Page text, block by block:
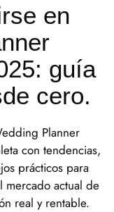
en
guía
cero.
Planner
con tendencias,
prácticos para
mercado actual de
real y rentable.